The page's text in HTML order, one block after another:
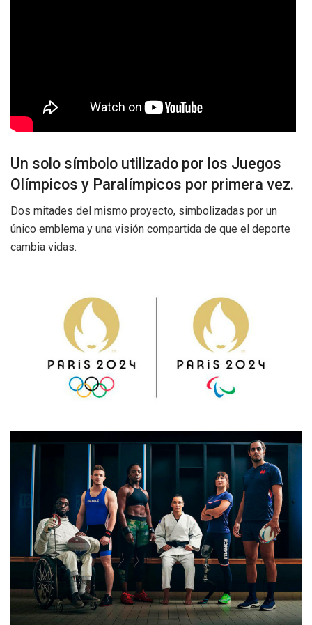
Un solo símbolo utilizado por los Juegos
Olímpicos y Paralímpicos por primera vez.
Dos mitades del mismo proyecto, simbolizadas por un
único emblema y una visión compartida de que el deporte
cambia vidas.